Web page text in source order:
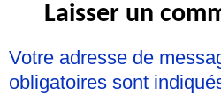
Laisser un
Votre adresse de
obligatoires sont